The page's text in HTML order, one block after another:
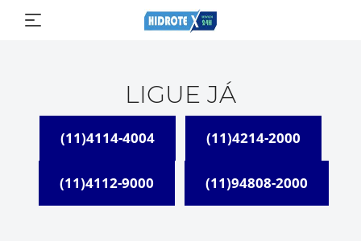
LIGUE JÁ
(11)4114-4004 (11)4214-2000
(11)4112-9000 (11)94808-2000